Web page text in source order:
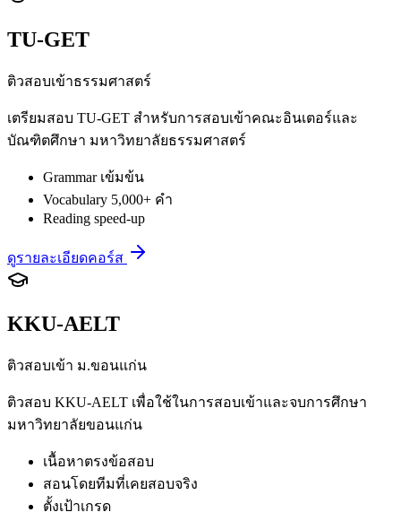
TU-GET
ติวสอบเข้าธรรมศาสตร์
เตรียมสอบ TU-GET สำหรับการสอบเข้าคณะอินเตอร์และ
บัณฑิตศึกษา มหาวิทยาลัยธรรมศาสตร์
Grammar เข้มข้น
Vocabulary 5,000+ คำ
Reading speed-up
ดูรายละเอียดคอร์ส
KKU-AELT
ติวสอบเข้า ม.ขอนแก่น
ติวสอบ KKU-AELT เพื่อใช้ในการสอบเข้าและจบการศึกษา
มหาวิทยาลัยขอนแก่น
เนื้อหาตรงข้อสอบ
สอนโดยทีมที่เคยสอบจริง
ตั้งเป้าเกรด